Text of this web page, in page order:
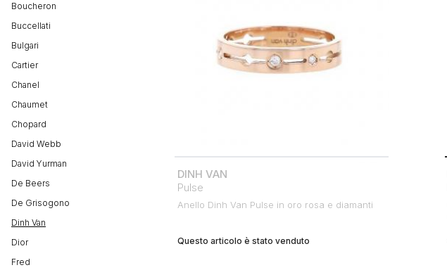
Boucheron
Buccellati
Bulgari
Cartier
Chanel
Chaumet
Chopard
David Webb
David Yurman
De Beers
De Grisogono
Dinh Van
Dior
Fred
DINH VAN
Pulse
Anello Dinh Van Pulse in oro rosa e diamanti
Questo articolo è stato venduto